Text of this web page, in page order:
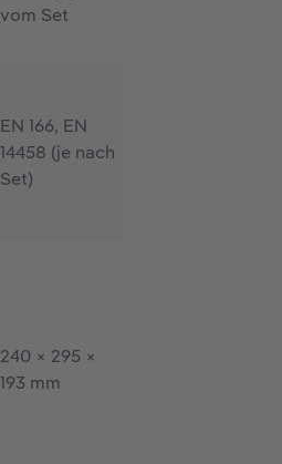
vom Set
EN 166, EN
14458 (je nach
Set)
240 × 295 ×
193 mm